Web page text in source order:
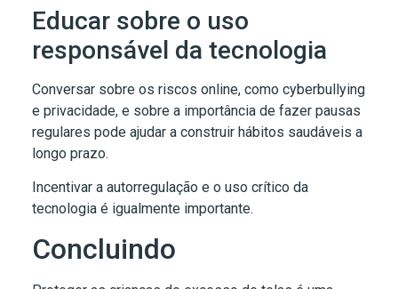
Educar sobre o uso
responsável da tecnologia
Conversar sobre os riscos online, como cyberbullying
e privacidade, e sobre a importância de fazer pausas
regulares pode ajudar a construir hábitos saudáveis a
longo prazo.
Incentivar a autorregulação e o uso crítico da
tecnologia é igualmente importante.
Concluindo